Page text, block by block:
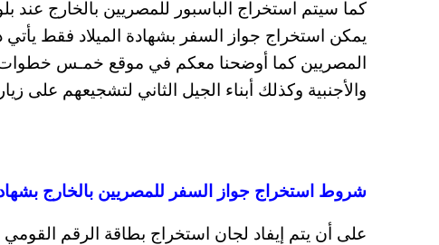
يمكن استخراج جواز السفر بشهادة الميلاد فقط
المصريين كما أوضحنا معكم في موقع خمـس خطوات
والأجنبية وكذلك أبناء الجيل الثاني لتشجيعهم على
شروط استخراج جواز السفر للمصريين بالخارج
على أن يتم إيفاد لجان استخراج بطاقة الرقم